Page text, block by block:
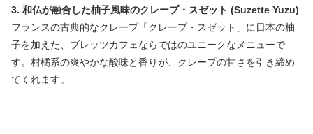
3. 和仏が融合した柚子風味のクレープ・スゼット (Suzette Yuzu)
フランスの古典的なクレープ「クレープ・スゼット」に日本の柚
子を加えた、ブレッツカフェならではのユニークなメニューで
す。柑橘系の爽やかな酸味と香りが、クレープの甘さを引き締め
てくれます。